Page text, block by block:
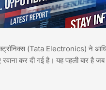
(Tata Electronics) ने
कर दी गई है। यह पहली बार है